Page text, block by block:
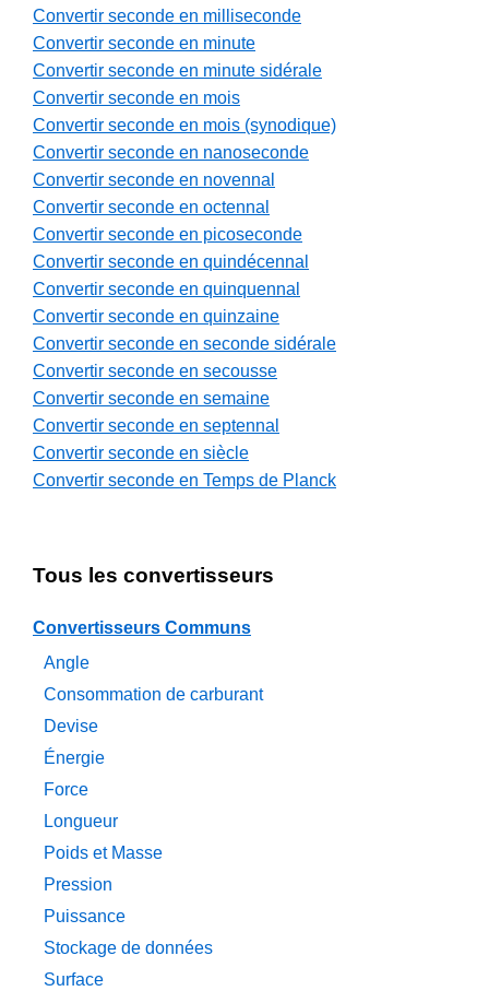
Convertir seconde en milliseconde
Convertir seconde en minute
Convertir seconde en minute sidérale
Convertir seconde en mois
Convertir seconde en mois (synodique)
Convertir seconde en nanoseconde
Convertir seconde en novennal
Convertir seconde en octennal
Convertir seconde en picoseconde
Convertir seconde en quindécennal
Convertir seconde en quinquennal
Convertir seconde en quinzaine
Convertir seconde en seconde sidérale
Convertir seconde en secousse
Convertir seconde en semaine
Convertir seconde en septennal
Convertir seconde en siècle
Convertir seconde en Temps de Planck
Tous les convertisseurs
Convertisseurs Communs
Angle
Consommation de carburant
Devise
Énergie
Force
Longueur
Poids et Masse
Pression
Puissance
Stockage de données
Surface